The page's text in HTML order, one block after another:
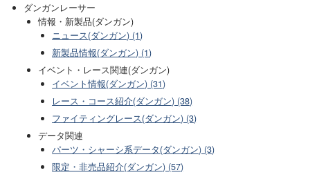
ダンガンレーサー
情報・新製品(ダンガン)
ニュース(ダンガン) (1)
新製品情報(ダンガン) (1)
イベント・レース関連(ダンガン)
イベント情報(ダンガン) (31)
レース・コース紹介(ダンガン) (38)
ファイティングレース(ダンガン) (3)
データ関連
パーツ・シャーシ系データ(ダンガン) (3)
限定・非売品紹介(ダンガン) (57)